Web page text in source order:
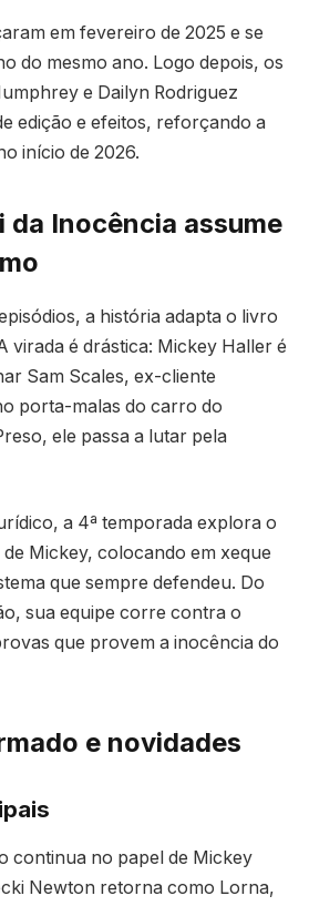
em fevereiro de 2025 e se
do mesmo ano. Logo depois, os
e Dailyn Rodriguez
edição e efeitos, reforçando a
início de 2026.
da Inocência assume
a história adapta o livro
virada é drástica: Mickey Haller é
Sam Scales, ex-cliente
porta-malas do carro do
ele passa a lutar pela
a 4ª temporada explora o
Mickey, colocando em xeque
que sempre defendeu. Do
sua equipe corre contra o
que provem a inocência do
e novidades
continua no papel de Mickey
Newton retorna como Lorna,